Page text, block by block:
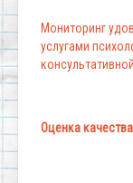
Мониторинг
услугами
Оценка